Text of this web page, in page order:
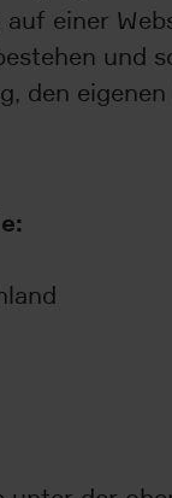
einer
und
den